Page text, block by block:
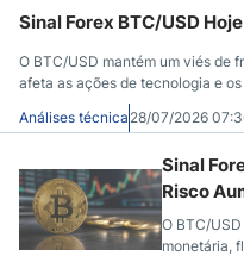
Sinal Forex BTC/USD
O BTC/USD mantém um viés de
afeta as ações de tecnologia e
Análises técnica 28/07/2026
Sinal
Risco
O BTC/
monetária,